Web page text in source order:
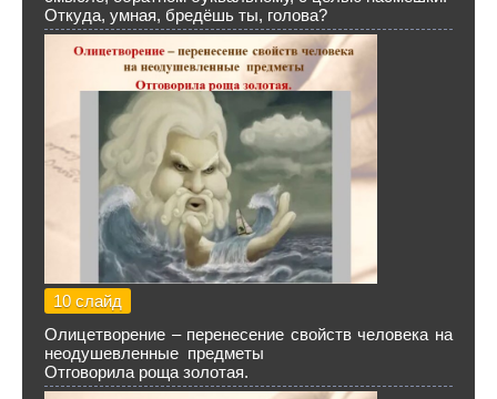
Откуда, умная, бредёшь ты, голова?
10 слайд
Олицетворение – перенесение свойств человека на
неодушевленные предметы
Отговорила роща золотая.